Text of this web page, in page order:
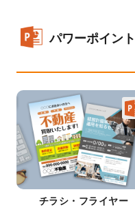
パワーポイン
チラシ・フライヤー